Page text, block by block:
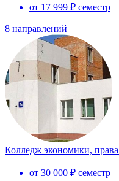
от 17 999 ₽ семестр
8 направлений
Колледж экономики,
от 30 000 ₽ семестр